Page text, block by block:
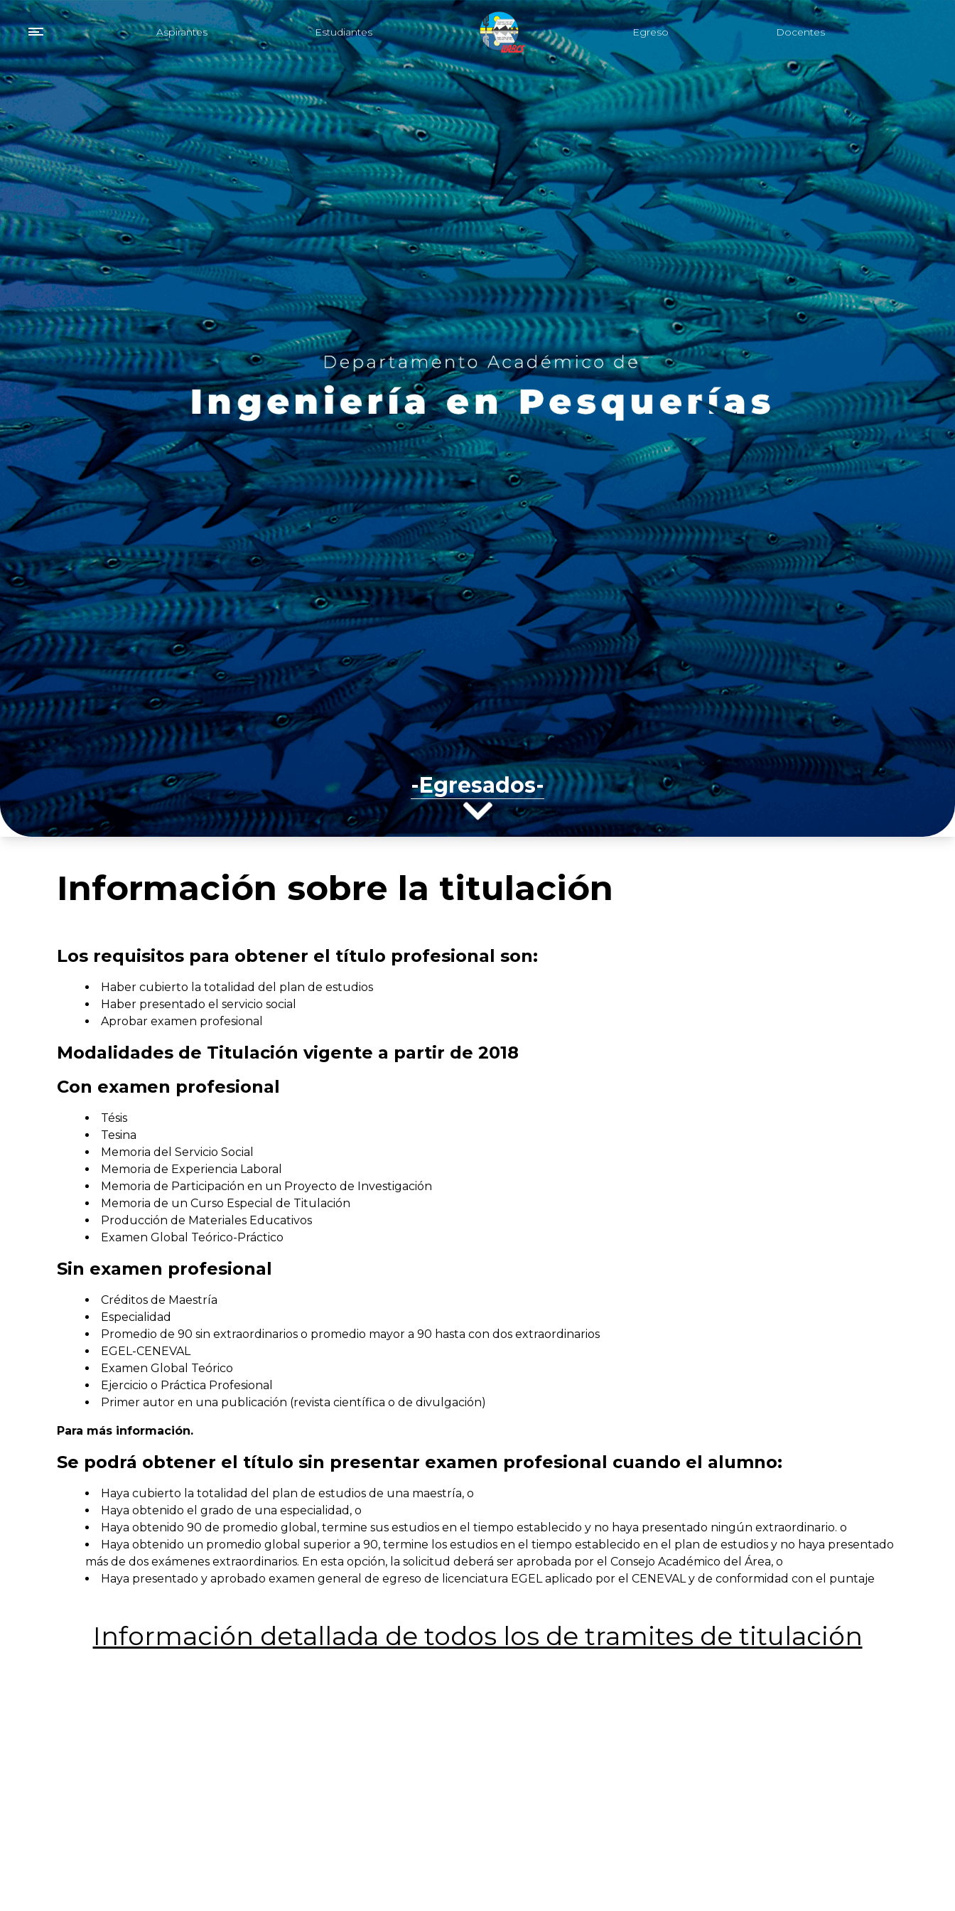
Aspirantes Estudiantes Egreso Docentes
-Egresados-
Información sobre la titulación
Los requisitos para obtener el título profesional son:
Haber cubierto la totalidad del plan de estudios
Haber presentado el servicio social
Aprobar examen profesional
Modalidades de Titulación vigente a partir de 2018
Con examen profesional
Tésis
Tesina
Memoria del Servicio Social
Memoria de Experiencia Laboral
Memoria de Participación en un Proyecto de Investigación
Memoria de un Curso Especial de Titulación
Producción de Materiales Educativos
Examen Global Teórico-Práctico
Sin examen profesional
Créditos de Maestría
Especialidad
Promedio de 90 sin extraordinarios o promedio mayor a 90 hasta con dos extraordinarios
EGEL-CENEVAL
Examen Global Teórico
Ejercicio o Práctica Profesional
Primer autor en una publicación (revista científica o de divulgación)
Para más información.
Se podrá obtener el título sin presentar examen profesional cuando el alumno:
Haya cubierto la totalidad del plan de estudios de una maestría, o
Haya obtenido el grado de una especialidad, o
Haya obtenido 90 de promedio global, termine sus estudios en el tiempo establecido y no haya presentado ningún extraordinario. o
Haya obtenido un promedio global superior a 90, termine los estudios en el tiempo establecido en el plan de estudios y no haya presentado
más de dos exámenes extraordinarios. En esta opción, la solicitud deberá ser aprobada por el Consejo Académico del Área, o
Haya presentado y aprobado examen general de egreso de licenciatura EGEL aplicado por el CENEVAL y de conformidad con el puntaje
Información detallada de todos los de tramites de titulación